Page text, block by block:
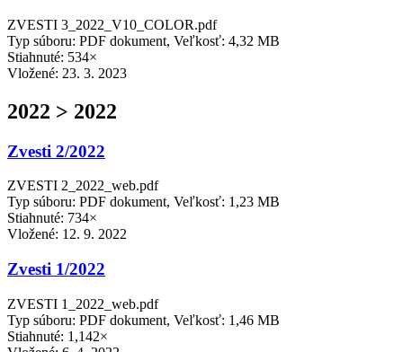
ZVESTI 3_2022_V10_COLOR.pdf
Typ súboru: PDF dokument, Veľkosť: 4,32 MB
Stiahnuté: 534×
Vložené: 23. 3. 2023
2022 > 2022
Zvesti 2/2022
ZVESTI 2_2022_web.pdf
Typ súboru: PDF dokument, Veľkosť: 1,23 MB
Stiahnuté: 734×
Vložené: 12. 9. 2022
Zvesti 1/2022
ZVESTI 1_2022_web.pdf
Typ súboru: PDF dokument, Veľkosť: 1,46 MB
Stiahnuté: 1,142×